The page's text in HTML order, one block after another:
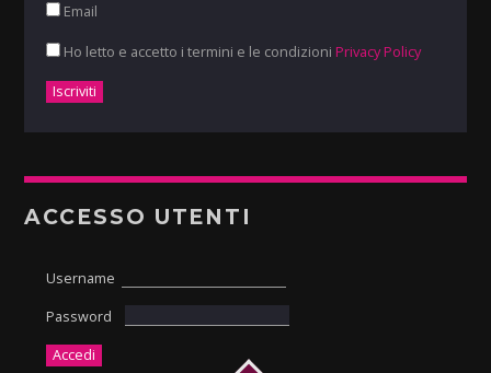
Email
Ho letto e accetto i termini e le condizioni Privacy Policy
ACCESSO UTENTI
Username
Password